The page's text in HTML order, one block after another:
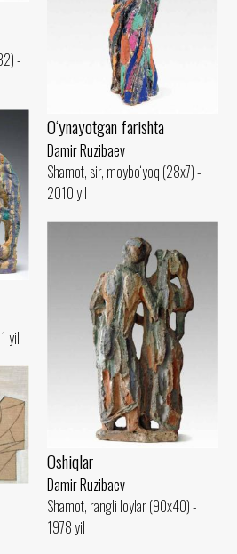
-
O‘ynayotgan farishta
Damir Ruzibaev
Shamot, sir, moybo‘yoq (28x7) -
2010 yil
yil
Oshiqlar
Damir Ruzibaev
Shamot, rangli loylar (90x40) -
1978 yil